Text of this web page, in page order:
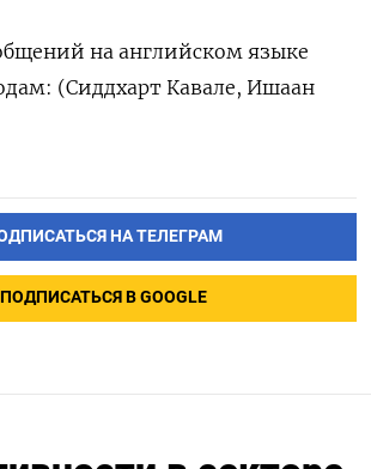
‌на английском языке
(Сиддхарт Кавале, ‌Ишаан
НА ТЕЛЕГРАМ
ПОДПИСАТЬСЯ В GOOGLE